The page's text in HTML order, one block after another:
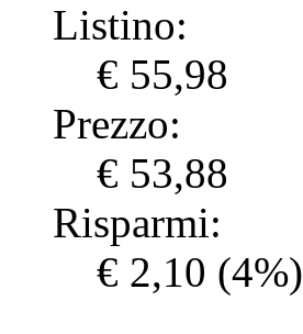
Listino:
€ 55,98
Prezzo:
€ 53,88
Risparmi:
€ 2,10 (4%)